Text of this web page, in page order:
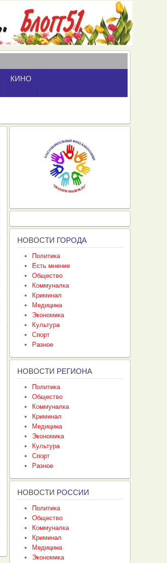
КИНО
НОВОСТИ ГОРОДА
Политика
Есть мнение
Общество
Коммуналка
Криминал
Медицина
Экономика
Культура
Спорт
Разное
НОВОСТИ РЕГИОНА
Политика
Общество
Коммуналка
Криминал
Медицина
Экономика
Культура
Спорт
Разное
НОВОСТИ РОССИИ
Политика
Общество
Коммуналка
Криминал
Медицина
Экономика